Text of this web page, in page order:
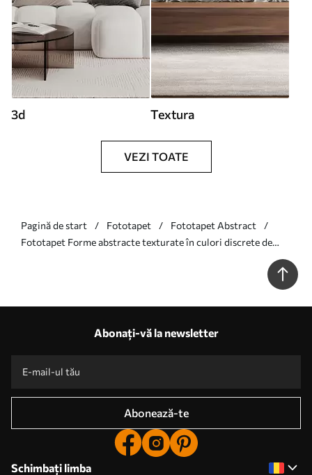
3d Textura
VEZI TOATE
Pagină de start Fototapet
Fototapet Abstract
Fototapet Forme abstracte texturate în culori discrete de
Abonați-vă la newsletter
Abonează-te
Schimbați limba